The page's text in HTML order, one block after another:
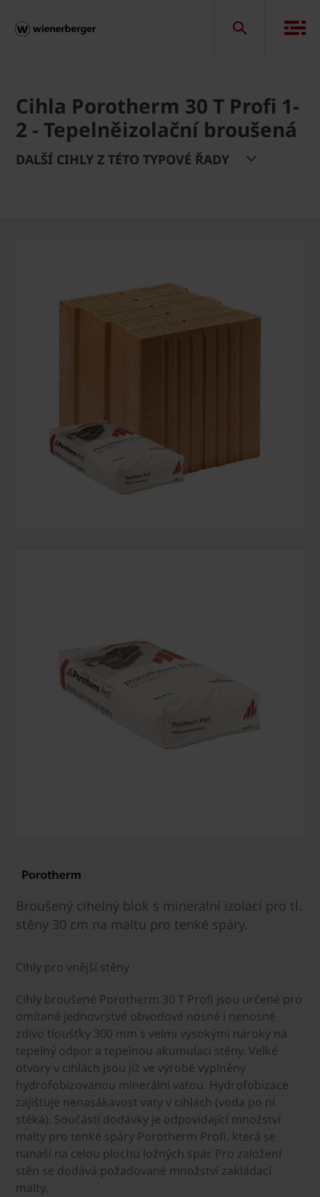
Cihla Porotherm 30 T Profi 1-
2 - Tepelněizolační broušená
DALŠÍ CIHLY Z TÉTO TYPOVÉ ŘADY
Broušený cihelný blok s minerální izolací pro tl.
stěny 30 cm na maltu pro tenké spáry.
Cihly pro vnější stěny
Cihly broušené Porotherm 30 T Profi jsou určené pro
omítané jednovrstvé obvodové nosné i nenosné
zdivo tloušťky 300 mm s velmi vysokými nároky na
tepelný odpor a tepelnou akumulaci stěny. Velké
otvory v cihlách jsou již ve výrobě vyplněny
hydrofobizovanou minerální vatou. Hydrofobizace
zajišťuje nenasákavost vaty v cihlách (voda po ní
stéká). Součástí dodávky je odpovídající množství
malty pro tenké spáry Porotherm Profi, která se
nanáší na celou plochu ložných spár. Pro založení
stěn se dodává požadované množství zakládací
malty.